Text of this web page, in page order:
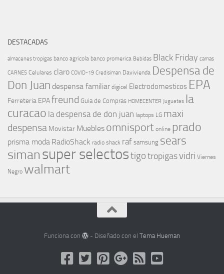
DESTACADAS
almacenes tropigas banco agricola banco promerica Bebidas Black Friday camas
CARNES Celulares claro COVID-19 Credisiman Davivienda Despensa de
Don Juan despensa familiar digicel Electrodomesticos EPA
Ferreteria EPAfreund Guia de Compras HOMECENTER Juguetes la
curacao la despensa de don juan laptops LG maxi
despensa Movistar Muebles omnisport online prado
prisma moda RadioShack radio shack raf samsung sears
simansuper selectostigotropigasvidri Viernes
Negro walmart
Funciona con - Diseñado con elTema Hueman